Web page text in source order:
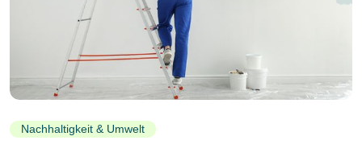
Nachhaltigkeit & Umwelt